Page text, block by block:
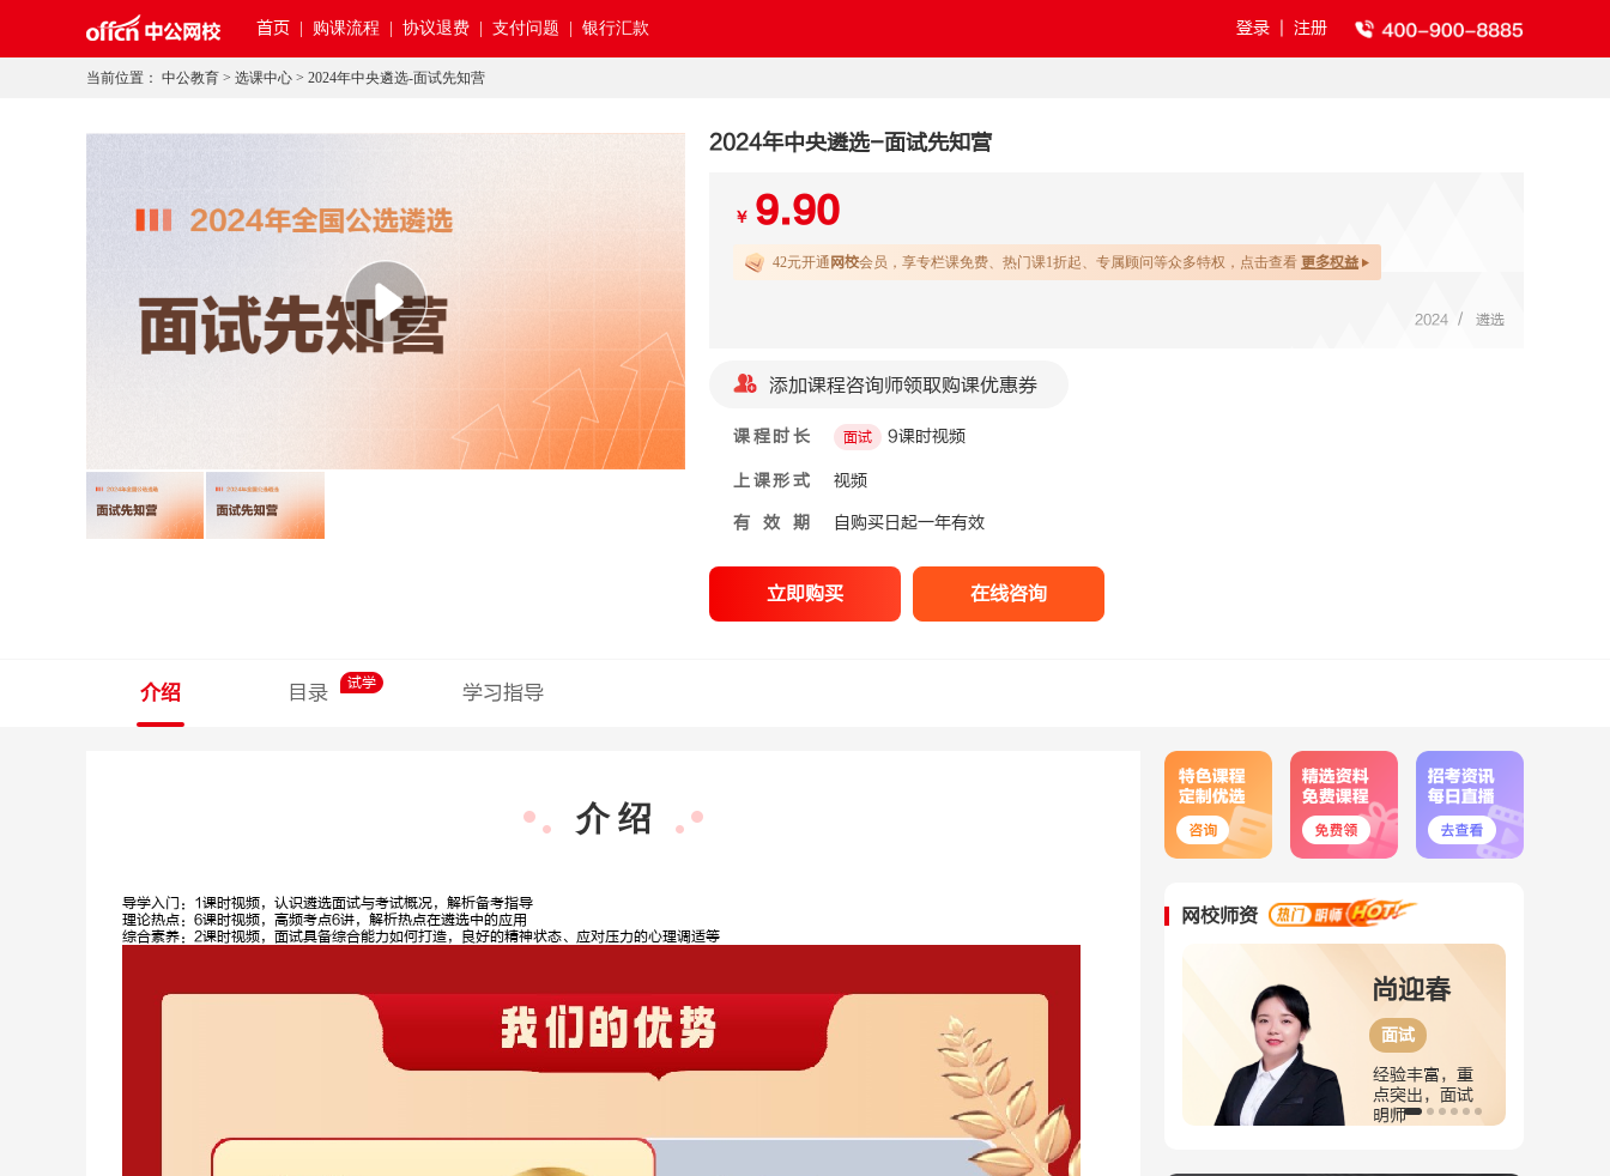
首页 购课流程 | 协议退费 | 支付问题 | 银行汇款 登录 注册
当前位置： 中公教育 > 选课中心 > 2024年中央遴选-面试先知营
2024年中央遴选-面试先知营
￥ 9.90
42元开通 网校会员，享专栏课免费、热门课1折起、专属顾问等众多特权，点击查看 更多权益
2024 / 遴选
添加课程咨询师领取购课优惠券
课程时长 面试 9课时视频
上课形式 视频
有效期 自购买日起一年有效
立即购买 在线咨询
介绍 目录 试学 学习指导
介 绍
导学入门：1课时视频，认识遴选面试与考试概况，解析备考指导
理论热点：6课时视频，高频考点6讲，解析热点在遴选中的应用
综合素养：2课时视频，面试具备综合能力如何打造，良好的精神状态、应对压力的心理调适等
网校师资
石惠胜
深耕申论10
梁春玮
深耕数资13
明师
刘婉婷
面试
深耕面试8
年，霸气正能
量